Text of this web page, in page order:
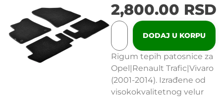
2,800.00 RSD
DODAJ U KORPU
Rigum tepih patosnice za
Opel|Renault Trafic|Vivaro
(2001-2014). Izrađene od
visokokvalitetnog velur